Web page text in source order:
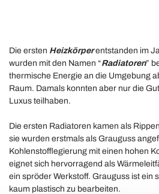
Die ersten Heizkörperentstanden im
wurden mit den Namen “Radiatoren”
thermische Energie an die Umgebung
Raum. Damals konnten aber nur die
Luxus teilhaben.
Die ersten Radiatoren kamen als
sie wurden erstmals als Grauguss
Kohlenstofflegierung mit einen hohen
eignet sich hervorragend als
ein spröder Werkstoff. Grauguss ist ein
kaum plastisch zu bearbeiten.